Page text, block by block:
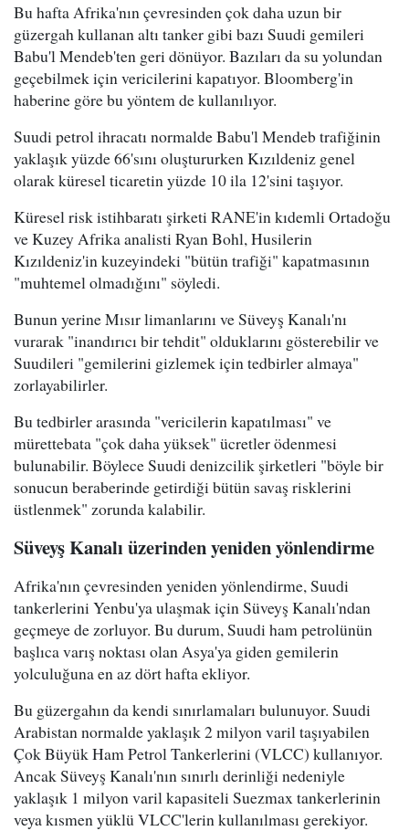
Bu hafta Afrika'nın çevresinden çok daha uzun bir
güzergah kullanan altı tanker gibi bazı Suudi gemileri
Babu'l Mendeb'ten geri dönüyor. Bazıları da su yolundan
geçebilmek için vericilerini kapatıyor. Bloomberg'in
haberine göre bu yöntem de kullanılıyor.
Suudi petrol ihracatı normalde Babu'l Mendeb trafiğinin
yaklaşık yüzde 66'sını oluştururken Kızıldeniz genel
olarak küresel ticaretin yüzde 10 ila 12'sini taşıyor.
Küresel risk istihbaratı şirketi RANE'in kıdemli Ortadoğu
ve Kuzey Afrika analisti Ryan Bohl, Husilerin
Kızıldeniz'in kuzeyindeki "bütün trafiği" kapatmasının
"muhtemel olmadığını" söyledi.
Bunun yerine Mısır limanlarını ve Süveyş Kanalı'nı
vurarak "inandırıcı bir tehdit" olduklarını gösterebilir ve
Suudileri "gemilerini gizlemek için tedbirler almaya"
zorlayabilirler.
Bu tedbirler arasında "vericilerin kapatılması" ve
mürettebata "çok daha yüksek" ücretler ödenmesi
bulunabilir. Böylece Suudi denizcilik şirketleri "böyle bir
sonucun beraberinde getirdiği bütün savaş risklerini
üstlenmek" zorunda kalabilir.
Süveyş Kanalı üzerinden yeniden yönlendirme
Afrika'nın çevresinden yeniden yönlendirme, Suudi
tankerlerini Yenbu'ya ulaşmak için Süveyş Kanalı'ndan
geçmeye de zorluyor. Bu durum, Suudi ham petrolünün
başlıca varış noktası olan Asya'ya giden gemilerin
yolculuğuna en az dört hafta ekliyor.
Bu güzergahın da kendi sınırlamaları bulunuyor. Suudi
Arabistan normalde yaklaşık 2 milyon varil taşıyabilen
Çok Büyük Ham Petrol Tankerlerini (VLCC) kullanıyor.
Ancak Süveyş Kanalı'nın sınırlı derinliği nedeniyle
yaklaşık 1 milyon varil kapasiteli Suezmax tankerlerinin
veya kısmen yüklü VLCC'lerin kullanılması gerekiyor.